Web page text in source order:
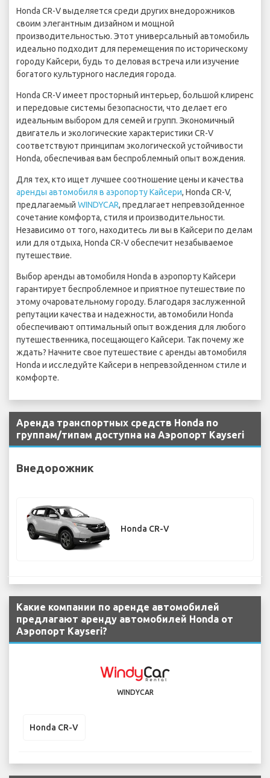
Honda CR-V выделяется среди других внедорожников
своим элегантным дизайном и мощной
производительностью. Этот универсальный автомобиль
идеально подходит для перемещения по историческому
городу Кайсери, будь то деловая встреча или изучение
богатого культурного наследия города.
Honda CR-V имеет просторный интерьер, большой клиренс
и передовые системы безопасности, что делает его
идеальным выбором для семей и групп. Экономичный
двигатель и экологические характеристики CR-V
соответствуют принципам экологической устойчивости
Honda, обеспечивая вам беспроблемный опыт вождения.
Для тех, кто ищет лучшее соотношение цены и качества
аренды автомобиля в аэропорту Кайсери, Honda CR-V,
предлагаемый WINDYCAR, предлагает непревзойденное
сочетание комфорта, стиля и производительности.
Независимо от того, находитесь ли вы в Кайсери по делам
или для отдыха, Honda CR-V обеспечит незабываемое
путешествие.
Выбор аренды автомобиля Honda в аэропорту Кайсери
гарантирует беспроблемное и приятное путешествие по
этому очаровательному городу. Благодаря заслуженной
репутации качества и надежности, автомобили Honda
обеспечивают оптимальный опыт вождения для любого
путешественника, посещающего Кайсери. Так почему же
ждать? Начните свое путешествие с аренды автомобиля
Honda и исследуйте Кайсери в непревзойденном стиле и
комфорте.
Аренда транспортных средств Honda по
группам/типам доступна на Аэропорт Kayseri
Внедорожник
Honda CR-V
Какие компании по аренде автомобилей
предлагают аренду автомобилей Honda от
Аэропорт Kayseri?
WINDYCAR
Honda CR-V